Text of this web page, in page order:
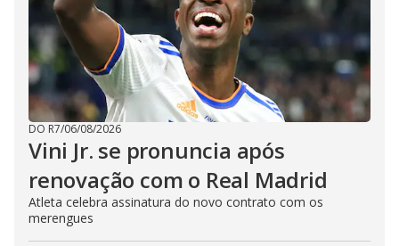
DO R7/06/08/2026
Vini Jr. se pronuncia após
renovação com o Real Madrid
Atleta celebra assinatura do novo contrato com os
merengues